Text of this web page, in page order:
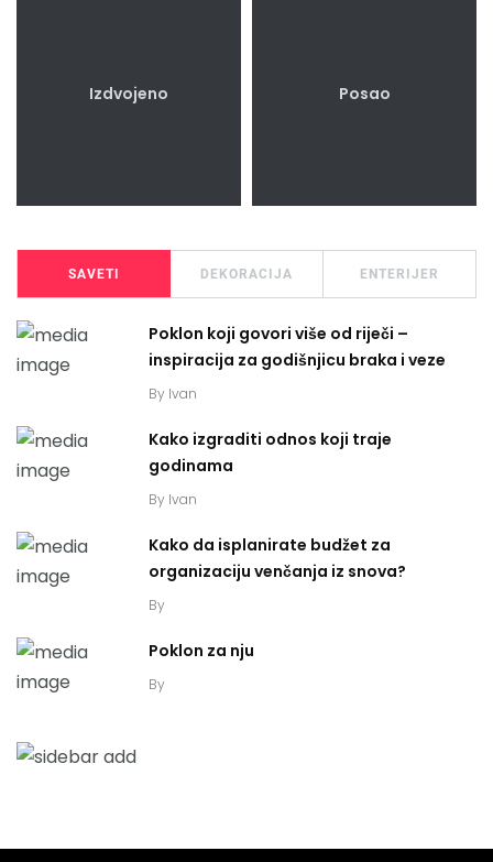
Izdvojeno Posao
SAVETI DEKORACIJA ENTERIJER
Poklon koji govori više od riječi –
inspiracija za godišnjicu braka i veze
By Ivan
Kako izgraditi odnos koji traje
godinama
By Ivan
Kako da isplanirate budžet za
organizaciju venčanja iz snova?
By
Poklon za nju
By